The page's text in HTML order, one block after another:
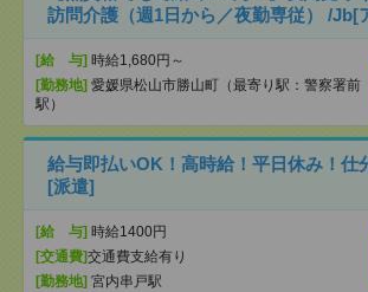
訪問介護（週1日から／夜勤専従） /Jb[
[給 与] 時給1,680円～
[勤務地] 愛媛県松山市勝山町（最寄り駅：警察署前
駅）
給与即払いOK！高時給！平日休み！仕
[派遣]
[給 与] 時給1400円
[交通費]交通費支給有り
[勤務地] 宮内串戸駅